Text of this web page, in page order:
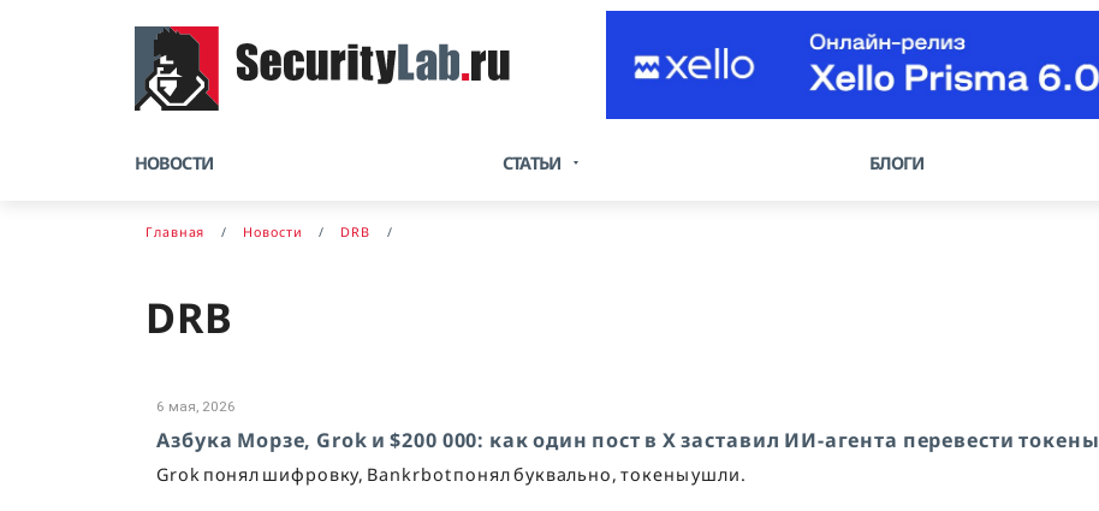
НОВОСТИ СТАТЬИ БЛОГИ
Главная Новости DRB
DRB
6 мая, 2026
Азбука Морзе, Grok и $200 000: как один пост в X заставил ИИ-агента перевести токены
Grok понял шифровку, Bankrbot понял буквально, токены ушли.